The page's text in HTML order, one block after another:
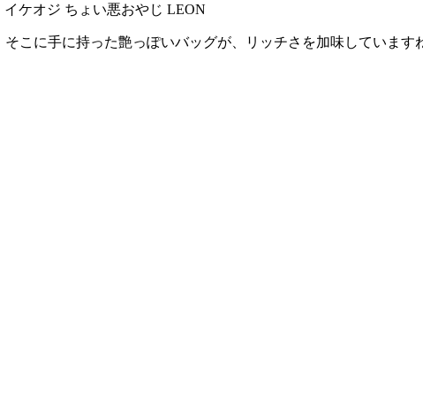
こに手に持った艶っぽいバッグが、リッチさを加味しています